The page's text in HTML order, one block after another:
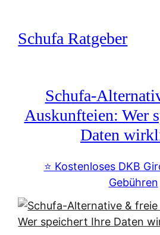
springen
Schufa Ratgeber
Schufa-
Auskunfteien: Wer
Daten
⭐️ Kostenloses DKB
Gebühren